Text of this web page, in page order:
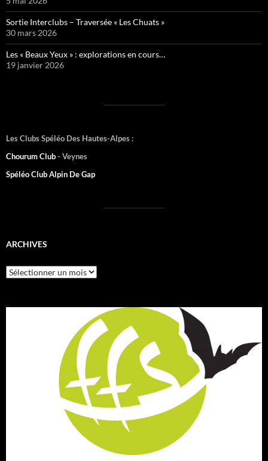
Sortie Interclubs – Traversée « Les Chuats »
30 mars 2026
Les « Beaux Yeux » : explorations en cours…
19 janvier 2026
Les Clubs Spéléo Des Hautes-Alpes :
Chourum Club- Veynes
Spéléo Club Alpin De Gap
ARCHIVES
Archives